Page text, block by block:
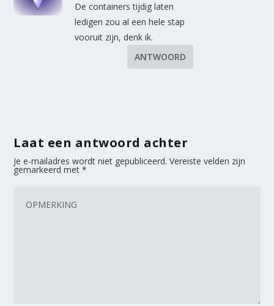
De containers tijdig laten
ledigen zou al een hele stap
vooruit zijn, denk ik.
ANTWOORD
Laat een antwoord achter
Je e-mailadres wordt niet gepubliceerd. Vereiste velden zijn
gemarkeerd met*